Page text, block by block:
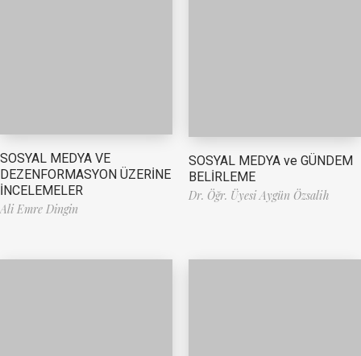
SOSYAL MEDYA VE
DEZENFORMASYON ÜZERİNE
İNCELEMELER
Ali Emre Dingin
SOSYAL MEDYA ve GÜNDEM
BELİRLEME
Dr. Öğr. Üyesi Aygün Özsalih